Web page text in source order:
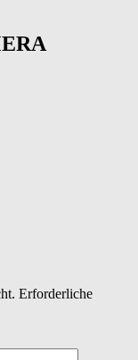
Erforderliche